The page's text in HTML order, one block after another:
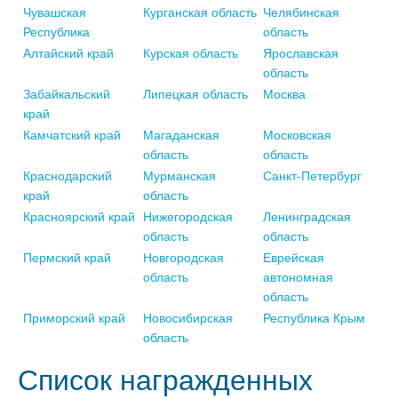
Чувашская
Республика
Курганская область Челябинская
область
Алтайский край
Курская область
Ярославская
область
Забайкальский
край
Липецкая область Москва
Камчатский край
Магаданская
область
Московская
область
Краснодарский
край
Мурманская
область
Санкт-Петербург
Красноярский край
Нижегородская
область
Ленинградская
область
Пермский край
Новгородская
область
Еврейская
автономная
область
Приморский край
Новосибирская
область
Республика Крым
Список награжденных